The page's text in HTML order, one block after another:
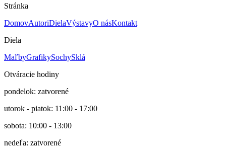
Stránka
DomovAutoriDielaVýstavyO násKontakt
Diela
MaľbyGrafikySochySklá
Otváracie hodiny
pondelok: zatvorené
utorok - piatok: 11:00 - 17:00
sobota: 10:00 - 13:00
nedeľa: zatvorené